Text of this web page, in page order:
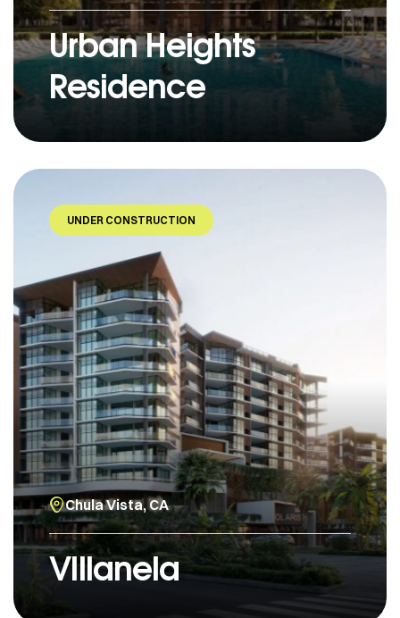
Urban Heights
Residence
UNDER CONSTRUCTION
Chula Vista, CA
VIllanela